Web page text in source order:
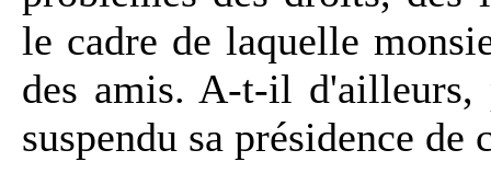
le cadre de laquelle
des amis. A-t-il d'ailleurs,
suspendu sa présidence de